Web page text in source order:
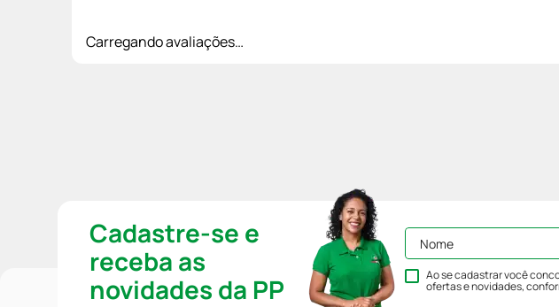
Carregando avaliações…
Cadastre-se e
receba as
novidades da PP
Ao se cadastrar você
ofertas e novidades,